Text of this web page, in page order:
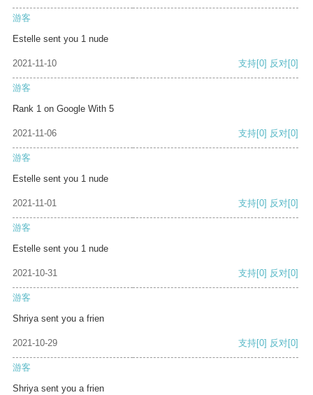
游客
Estelle sent you 1 nude
2021-11-10 支持[0] 反对[0]
游客
Rank 1 on Google With 5
2021-11-06 支持[0] 反对[0]
游客
Estelle sent you 1 nude
2021-11-01 支持[0] 反对[0]
游客
Estelle sent you 1 nude
2021-10-31 支持[0] 反对[0]
游客
Shriya sent you a frien
2021-10-29 支持[0] 反对[0]
游客
Shriya sent you a frien